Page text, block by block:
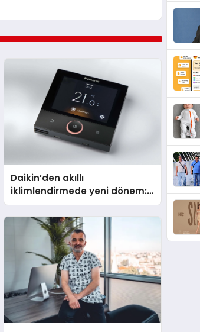
Daikin’den akıllı
iklimlendirmede yeni dönem:
Madoka Plus Türkiye’de